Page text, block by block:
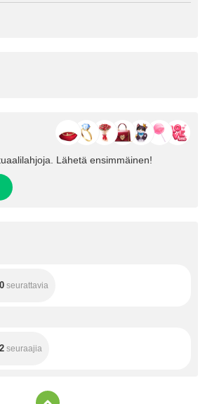
Lähetä ensimmäinen!
seurattavia
seuraajia